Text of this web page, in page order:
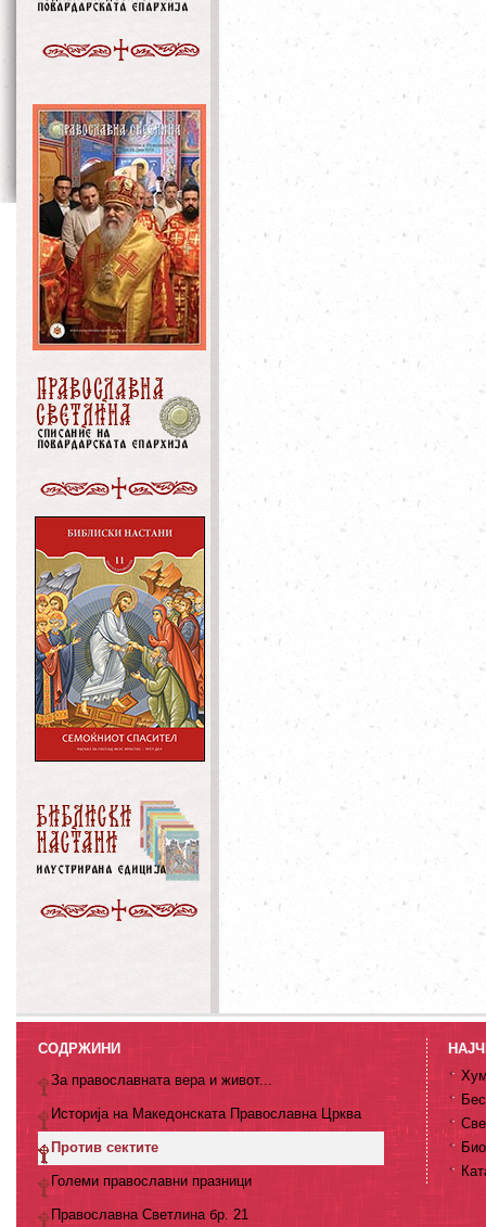
СОДРЖИНИ
За православната вера и живот...
Историја на Македонската Православна Црква
Против сектите
Големи православни празници
Православна Светлина бр. 21